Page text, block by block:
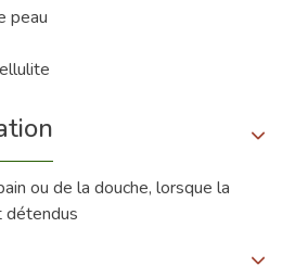
peau
ou de la douche, lorsque la
détendus